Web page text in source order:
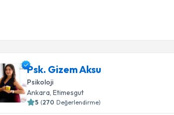
Psk. Gizem Aksu
Psikoloji
Ankara, Etimesgut
5 (270 Değerlendirme)